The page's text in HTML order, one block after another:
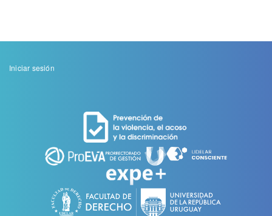
Menu
Iniciar sesión